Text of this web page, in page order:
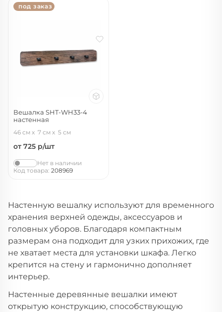
под заказ
Вешалка SHT-WH33-4
настенная
46 см 7 см 5 см
от 725 р/шт
Нет в наличии
Код товара: 208969
Настенную вешалку используют для временного
хранения верхней одежды, аксессуаров и
головных уборов. Благодаря компактным
размерам она подходит для узких прихожих, где
не хватает места для установки шкафа. Легко
крепится на стену и гармонично дополняет
интерьер.
Настенные деревянные вешалки имеют
открытую конструкцию, способствующую